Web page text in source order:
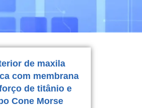
de maxila
com membrana
de titânio e
Cone Morse